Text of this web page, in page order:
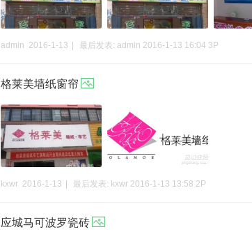
admin 2016-1-13 最后发表: admin 2016-1-13 16:04 3P
格莱美墙纸窗帘
kxwr 2016-1-13 最后发表: kxwr 2016-1-13 13:58 2P
应城马可波罗瓷砖